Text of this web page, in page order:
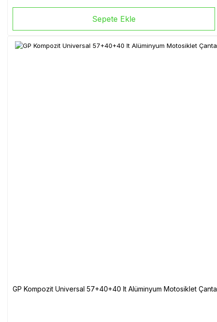
Sepete Ekle
GP Kompozit Universal 57+40+40 lt Alüminyum Motosiklet